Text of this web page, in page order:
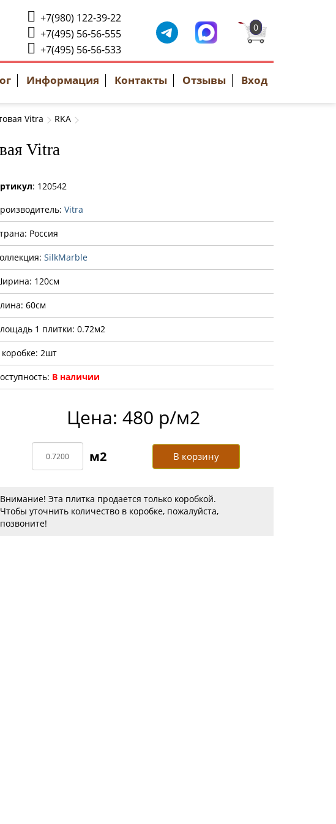
+7(980) 122-39-22
+7(495) 56-56-555
+7(495) 56-56-533
0
Информация Контакты Отзывы Вход
Vitra RKA
Vitra
: 120542
Vitra
Россия
SilkMarble
120см
60см
1 плитки: 0.72м2
коробке: 2шт
В наличии
Цена: 480 р/м2
В корзину
Внимание! Эта плитка продается только коробкой.
Чтобы уточнить количество в коробке, пожалуйста,
позвоните!